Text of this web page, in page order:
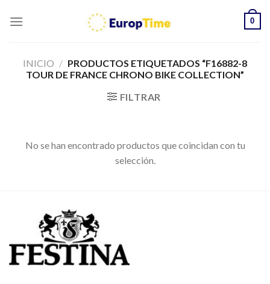
0
INICIO / PRODUCTOS ETIQUETADOS “F16882-8
TOUR DE FRANCE CHRONO BIKE COLLECTION”
FILTRAR
No se han encontrado productos que coincidan con tu
selección.